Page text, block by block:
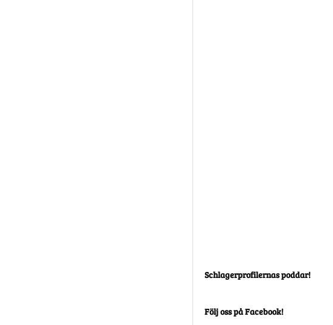
Schlagerprofilernas poddar!
Följ oss på Facebook!